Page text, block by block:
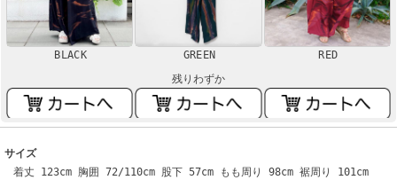
BLACK
GREEN
残りわずか
RED
サイズ
着丈 123cm 胸囲 72/110cm 股下 57cm もも周り 98cm 裾周り 101cm